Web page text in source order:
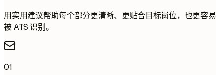
用实用建议帮助每个部分更清晰、更贴合目标岗位，也更容易
被 ATS 识别。
01